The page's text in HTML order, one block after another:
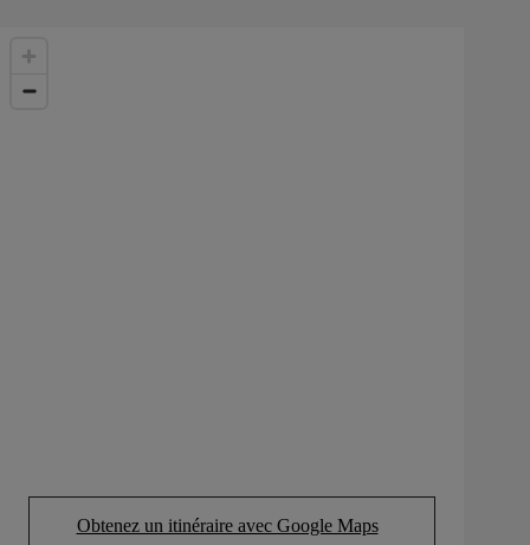
Obtenez un itinéraire avec Google Maps
(Opens in new tab)